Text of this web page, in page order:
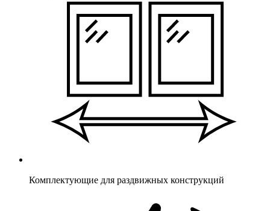
Комплектующие для раздвижных конструкций